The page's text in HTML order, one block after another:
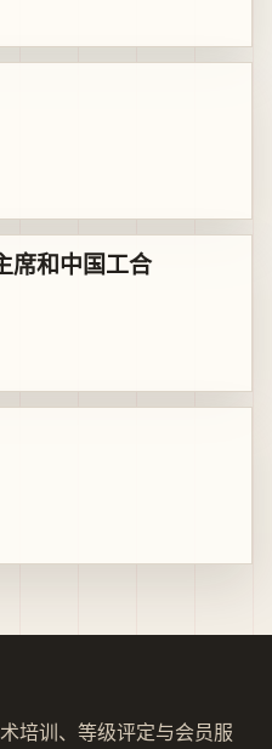
席和中国工合
培训、等级评定与会员服